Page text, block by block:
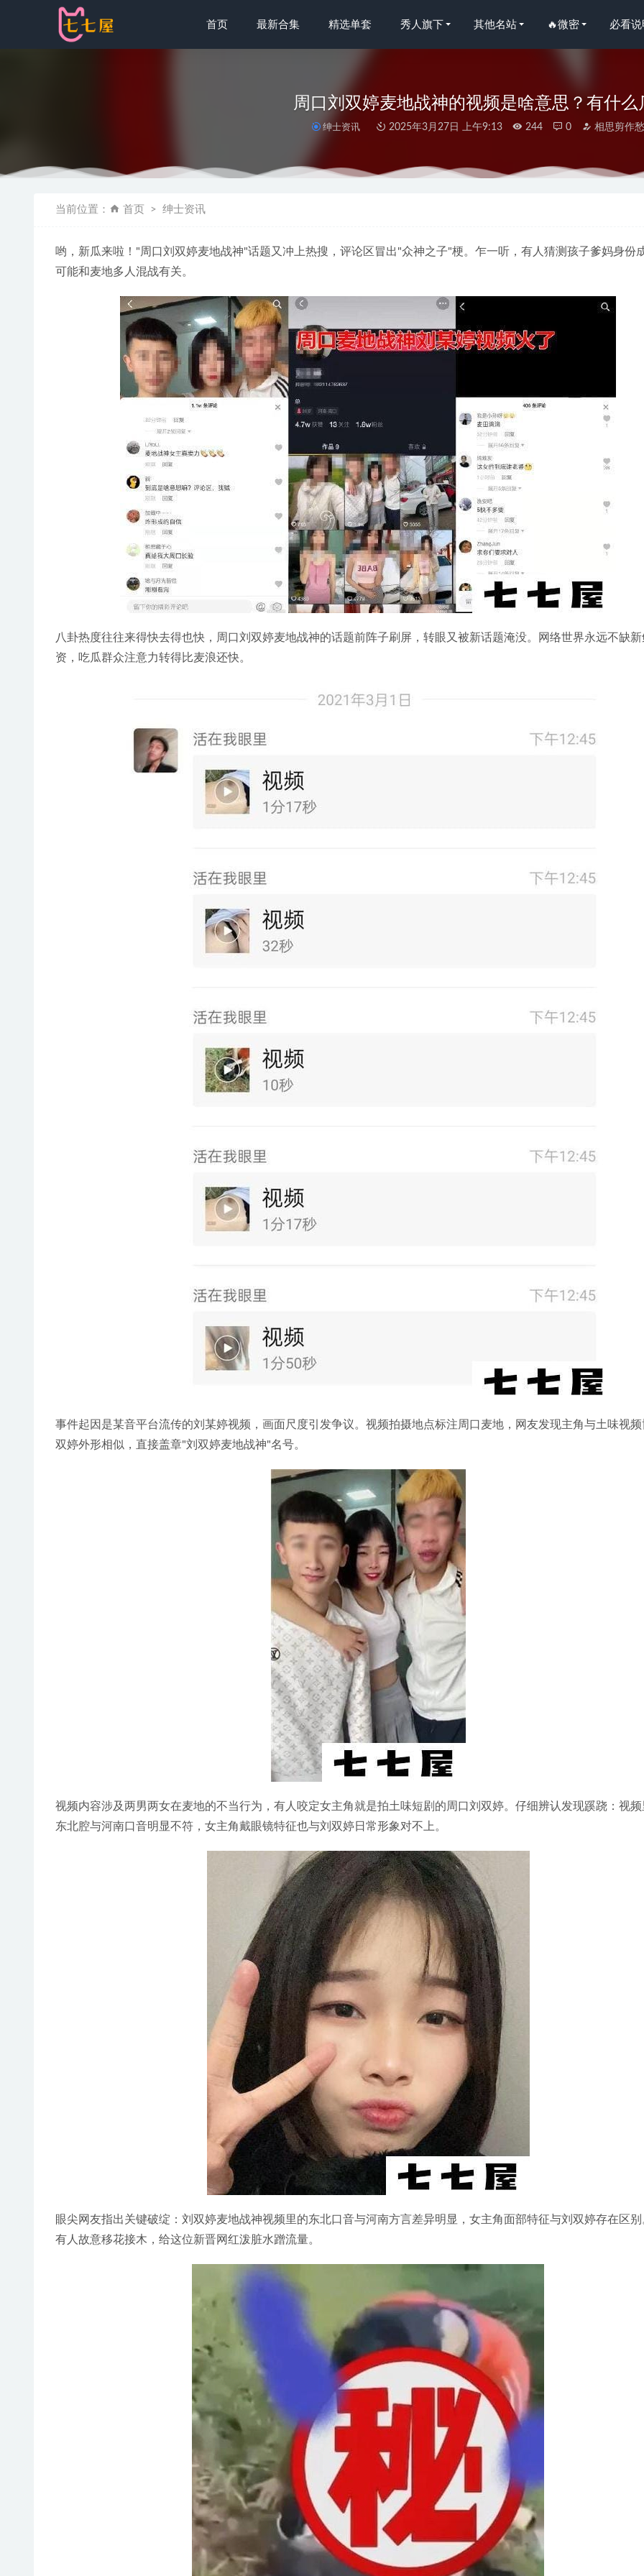
首页 最新合集 精选单套 秀人旗下 其他名站 🔥微密 必看说
周口刘双婷麦地战神的视频是啥意思？有什么
绅士资讯 2025年3月27日 上午9:13 244 0 相思剪作
当前位置： 首页 绅士资讯
哟，新瓜来啦！"周口刘双婷麦地战神"话题又冲上热搜，评论区冒出"众神之子"梗。乍一听，有人猜测孩子爹妈身份
可能和麦地多人混战有关。
八卦热度往往来得快去得也快，周口刘双婷麦地战神的话题前阵子刷屏，转眼又被新话题淹没。网络世界永远不缺
资，吃瓜群众注意力转得比麦浪还快。
事件起因是某音平台流传的刘某婷视频，画面尺度引发争议。视频拍摄地点标注周口麦地，网友发现主角与土味视
双婷外形相似，直接盖章"刘双婷麦地战神"名号。
视频内容涉及两男两女在麦地的不当行为，有人咬定女主角就是拍土味短剧的周口刘双婷。仔细辨认发现蹊跷：视
东北腔与河南口音明显不符，女主角戴眼镜特征也与刘双婷日常形象对不上。
眼尖网友指出关键破绽：刘双婷麦地战神视频里的东北口音与河南方言差异明显，女主角面部特征与刘双婷存在区
有人故意移花接木，给这位新晋网红泼脏水蹭流量。